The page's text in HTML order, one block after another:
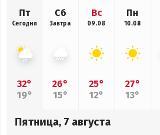
Пт
Сегодня
32°
19°
Сб
Завтра
26°
15°
Вс
09.08
25°
12°
Пн
10.08
27°
13°
Пятница, 7 августа